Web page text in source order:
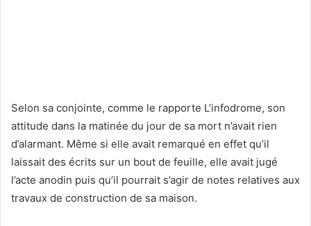
Selon sa conjointe, comme le rapporte L’infodrome, son
attitude dans la matinée du jour de sa mort n’avait rien
d’alarmant. Même si elle avait remarqué en effet qu’il
laissait des écrits sur un bout de feuille, elle avait jugé
l’acte anodin puis qu’il pourrait s’agir de notes relatives aux
travaux de construction de sa maison.